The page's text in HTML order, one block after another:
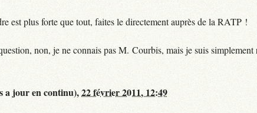
est plus forte que tout, faites le directement auprès de la RATP !
non, je ne connais pas M. Courbis, mais je suis
a jour en continu),22 février 2011, 12:49